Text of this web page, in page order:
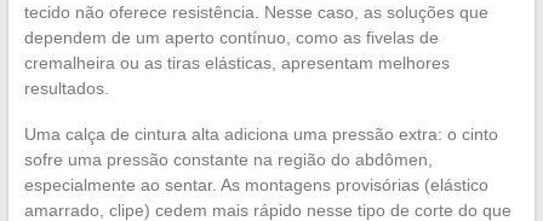
tecido não oferece resistência. Nesse caso, as soluções que
dependem de um aperto contínuo, como as fivelas de
cremalheira ou as tiras elásticas, apresentam melhores
resultados.
Uma calça de cintura alta adiciona uma pressão extra: o cinto
sofre uma pressão constante na região do abdômen,
especialmente ao sentar. As montagens provisórias (elástico
amarrado, clipe) cedem mais rápido nesse tipo de corte do que